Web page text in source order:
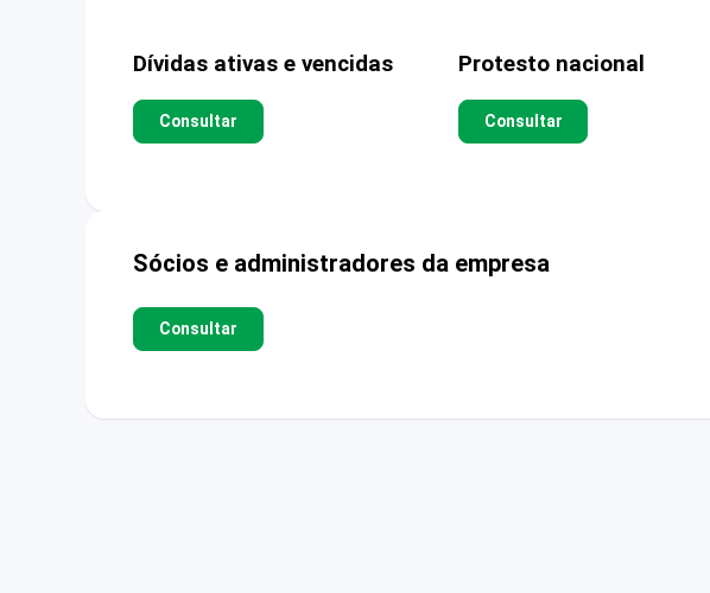
Dívidas ativas e vencidas
Consultar
Protesto nacional
Consultar
Sócios e administradores da empresa
Consultar